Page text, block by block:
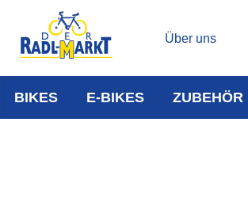
Über uns
BIKES E-BIKES ZUBEHÖR